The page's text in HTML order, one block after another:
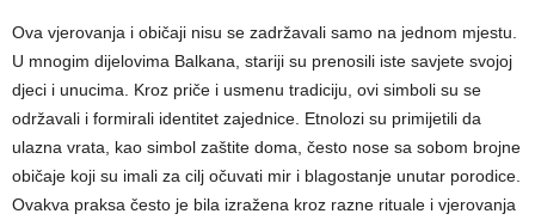
Ova vjerovanja i običaji nisu se zadržavali samo na jednom mjestu.
U mnogim dijelovima Balkana, stariji su prenosili iste savjete svojoj
djeci i unucima. Kroz priče i usmenu tradiciju, ovi simboli su se
održavali i formirali identitet zajednice. Etnolozi su primijetili da
ulazna vrata, kao simbol zaštite doma, često nose sa sobom brojne
običaje koji su imali za cilj očuvati mir i blagostanje unutar porodice.
Ovakva praksa često je bila izražena kroz razne rituale i vjerovanja